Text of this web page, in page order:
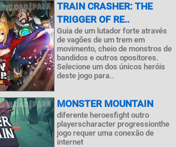
TRAIN CRASHER: THE
TRIGGER OF RE..
Guia de um lutador forte através
de vagões de um trem em
movimento, cheio de monstros de
bandidos e outros opositores.
Selecione um dos únicos heróis
deste jogo para..
MONSTER MOUNTAIN
diferente heroesfight outro
playerscharacter progressionthe
jogo requer uma conexão de
internet